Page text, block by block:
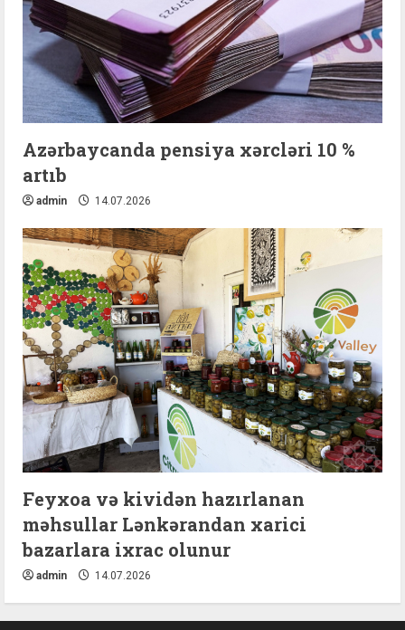
Azərbaycanda pensiya xərcləri 10 %
artıb
admin 14.07.2026
Feyxoa və kividən hazırlanan
məhsullar Lənkərandan xarici
bazarlara ixrac olunur
admin 14.07.2026